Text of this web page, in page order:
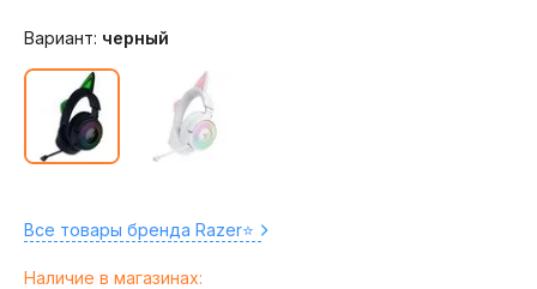
Вариант: черный
Все товары бренда Razer⭐️
Наличие в магазинах: